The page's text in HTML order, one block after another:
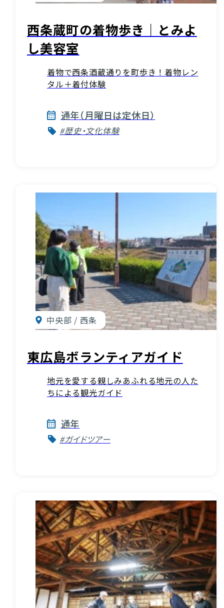
西条蔵町の着物歩き｜とみよ
し美容室
着物で西条酒蔵通りを町歩き！着物レン
タル＋着付体験
通年（月曜日は定休日）
#歴史・文化体験
中央部 / 西条
東広島ボランティアガイド
地元を愛する親しみあふれる地元の人た
ちによる観光ガイド
通年
#ガイドツアー